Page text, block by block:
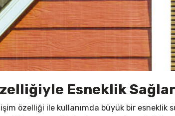
Esneklik Sağlar
özelliği ile kullanımda büyük bir